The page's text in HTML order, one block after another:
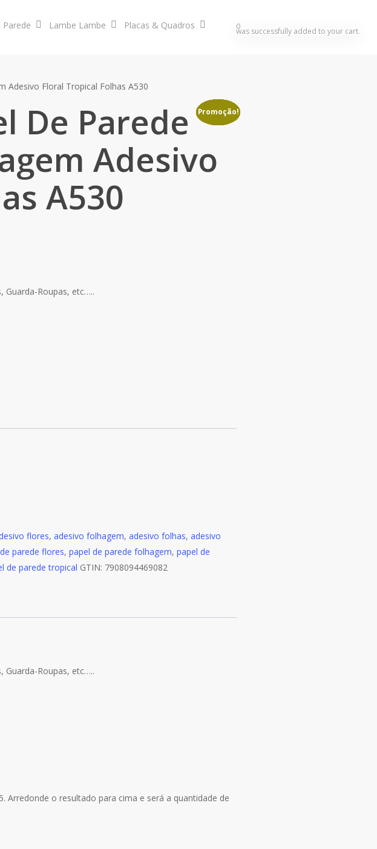
Parede Lambe Lambe Placas & Quadros searchaccount
0
was successfully added to your cart.
Adesivo Floral Tropical Folhas A530
De Parede
Adesivo
A530
Guarda-Roupas, etc…..
flores, adesivo folhagem, adesivo folhas, adesivo
parede flores, papel de parede folhagem, papel de
de parede tropical GTIN: 7908094469082
Guarda-Roupas, etc…..
Arredonde o resultado para cima e será a quantidade de
Promoção!
Promoção!
Promoção!
Promoção!